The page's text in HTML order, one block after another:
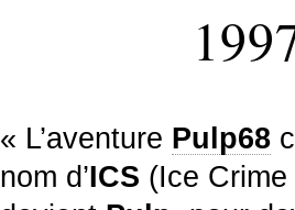
« L’aventure Pulp68
nom d’ICS (Ice